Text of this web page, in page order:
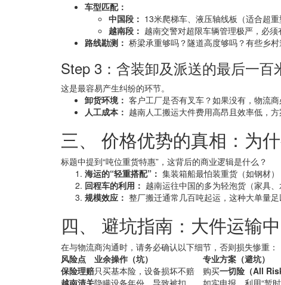
车型匹配：
中国段： 13米爬梯车、液压轴线板（适合超重
越南段： 越南交警对超限车辆管理极严，必须
路线勘测： 桥梁承重够吗？隧道高度够吗？有些乡村
Step 3：含装卸及派送的最后一百
这是最容易产生纠纷的环节。
卸货环境： 客户工厂是否有叉车？如果没有，物流
人工成本： 越南人工搬运大件费用高昂且效率低，方
三、 价格优势的真相：为
标题中提到“吨位重货特惠”，这背后的商业逻辑是什么？
海运的“轻重搭配”： 集装箱船最怕装重货（如钢材
回程车的利用： 越南运往中国的多为轻泡货（家具
规模效应： 整厂搬迁通常几百吨起运，这种大单量
四、 避坑指南：大件运输
在与物流商沟通时，请务必确认以下细节，否则损失惨重：
风险点
业余操作（坑）
专业方案（避坑）
保险理赔只买基本险，设备损坏不赔 购买一切险（All